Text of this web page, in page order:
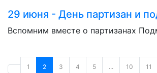
29 июня - День партизан и
Вспомним вместе о партизанах
1 2 3 4 5 ... 10 11